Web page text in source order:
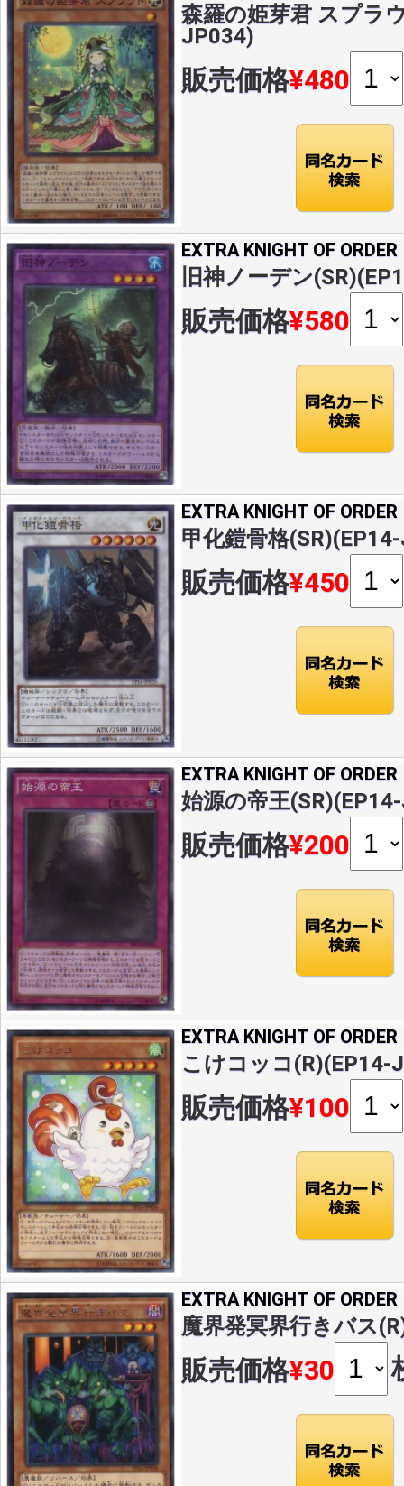
森羅の姫芽君 スプラ
JP034)
販売価格¥480
EXTRA KNIGHT OF ORDER
旧神ノーデン
販売価格¥580
EXTRA KNIGHT OF ORDER
甲化鎧骨格
販売価格¥450
EXTRA KNIGHT OF ORDER
始源の帝王
販売価格¥200
EXTRA KNIGHT OF ORDER
こけコッコ(R)(EP14-
販売価格¥100
EXTRA KNIGHT OF ORDER
魔界発冥界行きバス
販売価格¥30